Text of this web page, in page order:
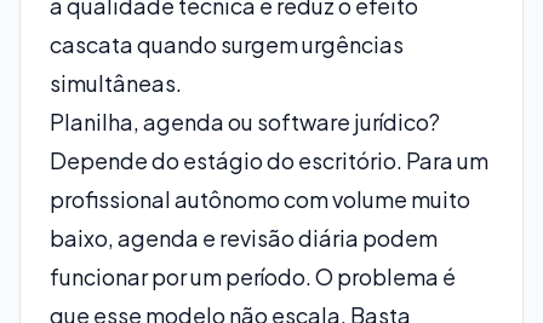
cascata quando surgem urgências
simultâneas.
Planilha, agenda ou software jurídico?
Depende do estágio do escritório. Para um
profissional autônomo com volume muito
baixo, agenda e revisão diária podem
funcionar por um período. O problema é
que esse modelo não escala. Basta